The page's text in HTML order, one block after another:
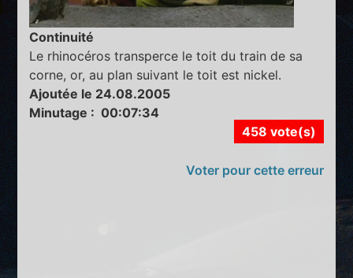
Continuité
Le rhinocéros transperce le toit du train de sa
corne, or, au plan suivant le toit est nickel.
Ajoutée le 24.08.2005
Minutage : 00:07:34
458 vote(s)
Voter pour cette erreur